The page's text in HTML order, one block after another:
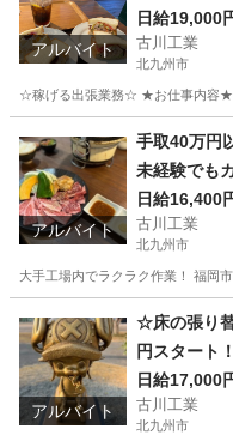
アルバイト
日給19,000
古川工業
北九州市
☆稼げる出張業務☆ ★お仕事内容★
その他
アルバイト
手取40万円
未経験でも
日給16,400
古川工業
北九州市
大手工場内でラクラク作業！ 福岡
その他
アルバイト
☆床の張り
円スタート！
日給17,000
古川工業
北九州市